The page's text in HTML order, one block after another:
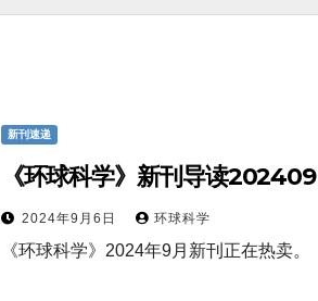
新刊速递
《环球科学》新刊导读202409
2024年9月6日 环球科学
《环球科学》2024年9月新刊正在热卖。